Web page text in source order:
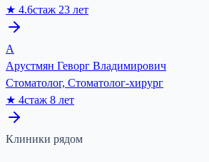
★ 4.6стаж 23 лет
А
Арустмян Геворг Владимирович
Стоматолог, Стоматолог-хирург
★ 4стаж 8 лет
Клиники рядом